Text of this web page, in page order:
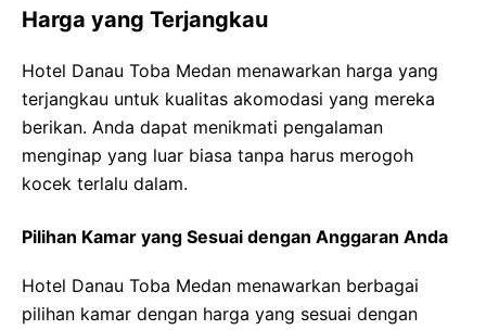
Harga yang Terjangkau
Hotel Danau Toba Medan menawarkan harga yang
terjangkau untuk kualitas akomodasi yang mereka
berikan. Anda dapat menikmati pengalaman
menginap yang luar biasa tanpa harus merogoh
kocek terlalu dalam.
Pilihan Kamar yang Sesuai dengan Anggaran Anda
Hotel Danau Toba Medan menawarkan berbagai
pilihan kamar dengan harga yang sesuai dengan